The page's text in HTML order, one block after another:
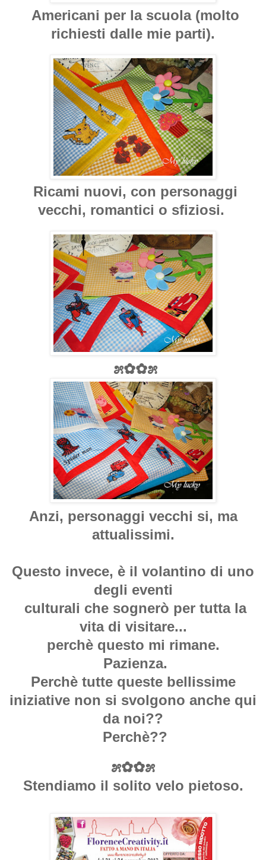
Americani per la scuola (molto
richiesti dalle mie parti).
Ricami nuovi, con personaggi
vecchi, romantici o sfiziosi.
೫✿✿೫
Anzi, personaggi vecchi si, ma
attualissimi.
Questo invece, è il volantino di uno
degli eventi
culturali che sognerò per tutta la
vita di visitare...
perchè questo mi rimane.
Pazienza.
Perchè tutte queste bellissime
iniziative non si svolgono anche qui
da noi??
Perchè??
೫✿✿೫
Stendiamo il solito velo pietoso.